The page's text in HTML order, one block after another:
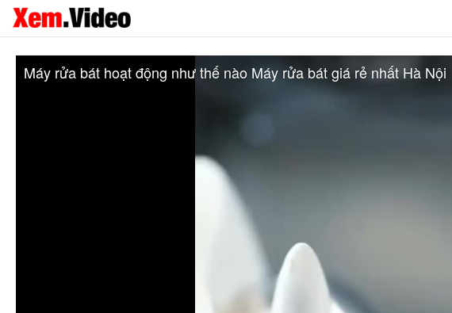
Máy rửa bát hoạt động như thế nào Máy rửa bát giá rẻ nhất Hà Nội